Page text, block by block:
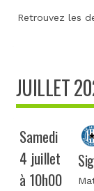
Retrouvez les
JUILLET
Samedi
4 juillet
à 10h00